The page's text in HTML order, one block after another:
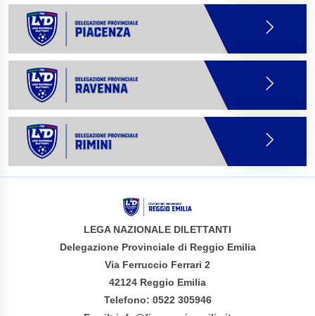
LEGA NAZIONALE DILETTANTI
Delegazione Provinciale di Reggio Emilia
Via Ferruccio Ferrari 2
42124 Reggio Emilia
Telefono: 0522 305946